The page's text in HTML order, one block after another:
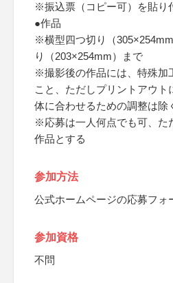
※振込票（コピー可）を貼り
●作品
※横型四つ切り（
り（203×254mm）まで
※撮影後の作品には、特殊加
こと、ただしプリントアウト
体に合わせるための調整は除
※応募は一人何点でも可、た
作品とする
参加方法
公式ホームページの応募フォ
参加資格
不問